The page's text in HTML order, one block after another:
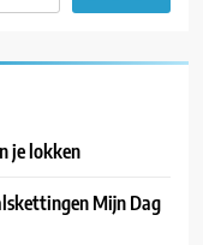
je lokken
Mijn Dag